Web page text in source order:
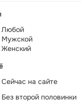
Любой
Мужской
Женский
Сейчас на сайте
Без второй половинки